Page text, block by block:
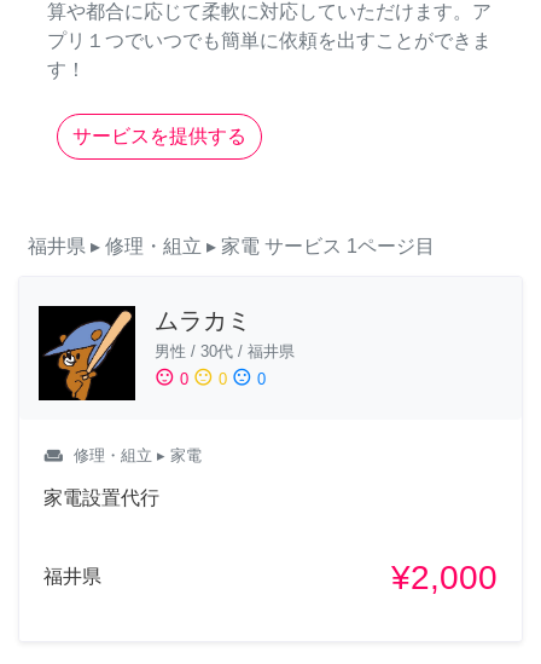
算や都合に応じて柔軟に対応していただけます。ア
プリ１つでいつでも簡単に依頼を出すことができま
す！
サービスを提供する
福井県 ▸ 修理・組立 ▸ 家電 サービス 1ページ目
ムラカミ
男性 / 30代 / 福井県
sentiment_satisfied 0 sentiment_neutral 0 sentiment_dissatisfied 0
weekend 修理・組立 ▸ 家電
家電設置代行
福井県 ¥2,000